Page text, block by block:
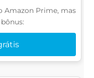
Amazon Prime, mas